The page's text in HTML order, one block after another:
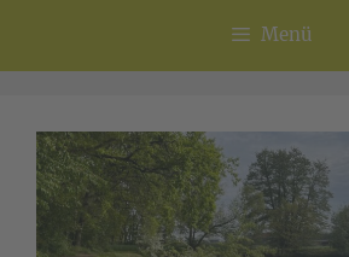
Menü